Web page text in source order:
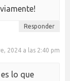
Responder
2024 a las 2:40 pm
lo que